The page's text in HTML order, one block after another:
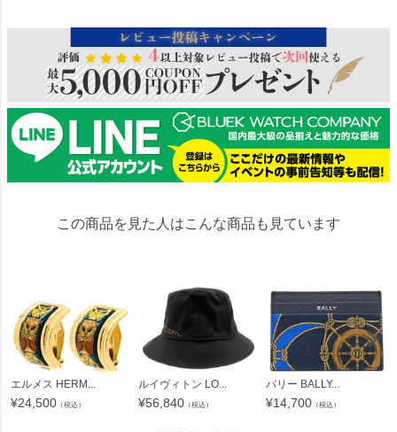
この商品を見た人はこんな商品も見ています
エルメス HERM...
¥24,500 （税込）
ルイヴィトン LO...
¥56,840 （税込）
バリー BALLY...
¥14,700 （税込）